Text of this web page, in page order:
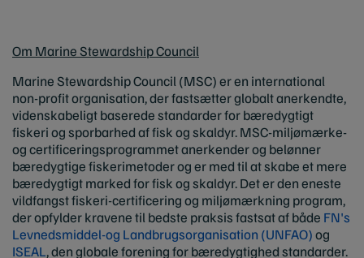
Om Marine Stewardship Council
Marine Stewardship Council (MSC) er en international
non-profit organisation, der fastsætter globalt anerkendte,
videnskabeligt baserede standarder for bæredygtigt
fiskeri og sporbarhed af fisk og skaldyr. MSC-miljømærke-
og certificeringsprogrammet anerkender og belønner
bæredygtige fiskerimetoder og er med til at skabe et mere
bæredygtigt marked for fisk og skaldyr. Det er den eneste
vildfangst fiskeri-certificering og miljømærkning program,
der opfylder kravene til bedste praksis fastsat af både FN's
Levnedsmiddel-og Landbrugsorganisation (UNFAO)og
ISEAL, den globale forening for bæredygtighed standarder.